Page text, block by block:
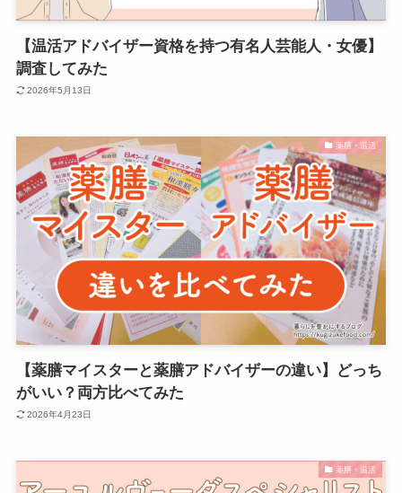
【温活アドバイザー資格を持つ有名人芸能人・女優】
調査してみた
2026年5月13日
薬膳・温活
【薬膳マイスターと薬膳アドバイザーの違い】どっち
がいい？両方比べてみた
2026年4月23日
薬膳・温活